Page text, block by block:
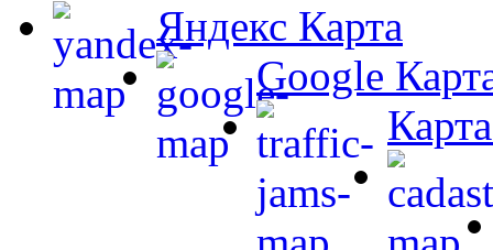
Яндекс Карта
Google